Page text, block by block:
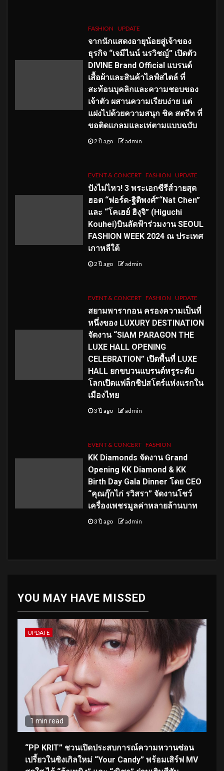
FASHION UPDATE
จากนักแสดงอายุน้อยสู่เจ้าของ
ธุรกิจ “เจมีไนน์ นรวิชญ์” เปิดตัว
DIVINE Brand Official แบรนด์
เสื้อผ้าและสินค้าไลฟ์สไตล์ ที่
สะท้อนบุคลิกและความชอบของ
เจ้าตัว ผสานความเรียบง่าย แต่
แฝงไปด้วยความสนุก ชิค สตรีท ที่
ขอติดแกลมและเท่ตามแบบฉบับ
2 ปี ago admin
EVENT & CONCERT FASHION UPDATE
ปังไม่ไหว! 3 พระเอกซีรีส์วายสุด
ฮอต “ฟอร์ด-ฐิติพงศ์”“Nat Chen”
และ “โคเฮย์ ฮิงุจิ” (Higuchi
Kouhei)บินลัดฟ้าร่วมงาน SEOUL
FASHION WEEK 2024 ณ ประเทศ
เกาหลีใต้
2 ปี ago admin
EVENT & CONCERT FASHION UPDATE
สยามพารากอน ครองความเป็นที่
หนึ่งของ LUXURY DESTINATION
จัดงาน “SIAM PARAGON THE
LUXE HALL OPENING
CELEBRATION” เปิดพื้นที่ LUXE
HALL ยกขบวนแบรนด์หรูระดับ
โลกเปิดแฟล็กชิปสโตร์แห่งแรกใน
เมืองไทย
3 ปี ago admin
EVENT & CONCERT FASHION
KK Diamonds จัดงาน Grand
Opening KK Diamond & KK
Birth Day Gala Dinner โดย CEO
“คุณกุ๊กไก่ รวิสรา” จัดงานโชว์
เครื่องเพชรมูลค่าหลายล้านบาท
3 ปี ago admin
YOU MAY HAVE MISSED
UPDATE
1 min read
“PP KRIT” ชวนเปิดประสบการณ์ความหวานซ่อน
เปรี้ยวในซิงเกิลใหม่ “Your Candy” พร้อมเสิร์ฟ MV